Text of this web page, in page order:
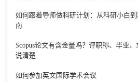
如何跟着导师做科研计划：从科研小白
南
Scopus论文有含金量吗？评职称、毕业
说清楚
如何参加英文国际学术会议